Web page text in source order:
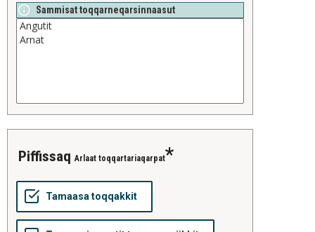
Sammisat toqqarneqarsinnaasut
piffissaq Arlaat toqqartariaqarpat